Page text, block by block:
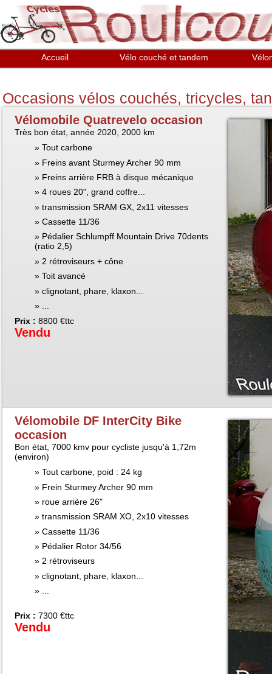
Aller au contenu principal
Accueil Vélo couché et tandem
Occasions vélos couchés, tricycles,
Vélomobile Quatrevelo occasion
Très bon état, année 2020, 2000 km
Tout carbone
Freins avant Sturmey Archer 90 mm
Freins arrière FRB à disque mécanique
4 roues 20", grand coffre...
transmission SRAM GX, 2x11 vitesses
Cassette 11/36
Pédalier Schlumpff Mountain Drive 70dents
(ratio 2,5)
2 rétroviseurs + cône
Toit avancé
clignotant, phare, klaxon...
Prix : 8800 €ttc
Vendu
Vélomobile DF InterCity Bike
occasion
Bon état, 7000 kmv pour cycliste jusqu'à 1,72m
(environ)
Tout carbone, poid : 24 kg
Frein Sturmey Archer 90 mm
roue arrière 26"
transmission SRAM XO, 2x10 vitesses
Cassette 11/36
Pédalier Rotor 34/56
2 rétroviseurs
clignotant, phare, klaxon...
Prix : 7300 €ttc
Vendu